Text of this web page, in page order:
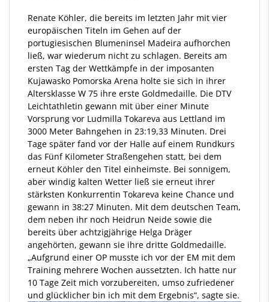
Renate Köhler, die bereits im letzten Jahr mit vier
europäischen Titeln im Gehen auf der
portugiesischen Blumeninsel Madeira aufhorchen
ließ, war wiederum nicht zu schlagen. Bereits am
ersten Tag der Wettkämpfe in der imposanten
Kujawasko Pomorska Arena holte sie sich in ihrer
Altersklasse W 75 ihre erste Goldmedaille. Die DTV
Leichtathletin gewann mit über einer Minute
Vorsprung vor Ludmilla Tokareva aus Lettland im
3000 Meter Bahngehen in 23:19,33 Minuten. Drei
Tage später fand vor der Halle auf einem Rundkurs
das Fünf Kilometer Straßengehen statt, bei dem
erneut Köhler den Titel einheimste. Bei sonnigem,
aber windig kalten Wetter ließ sie erneut ihrer
stärksten Konkurrentin Tokareva keine Chance und
gewann in 38:27 Minuten. Mit dem deutschen Team,
dem neben ihr noch Heidrun Neide sowie die
bereits über achtzigjährige Helga Dräger
angehörten, gewann sie ihre dritte Goldmedaille.
„Aufgrund einer OP musste ich vor der EM mit dem
Training mehrere Wochen aussetzten. Ich hatte nur
10 Tage Zeit mich vorzubereiten, umso zufriedener
und glücklicher bin ich mit dem Ergebnis“, sagte sie.